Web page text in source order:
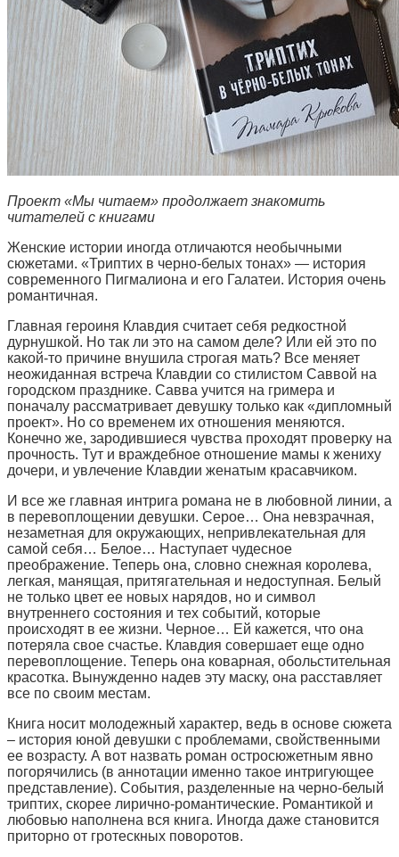
Проект «Мы читаем» продолжает знакомить
читателей с книгами
Женские истории иногда отличаются необычными
сюжетами. «Триптих в черно-белых тонах» — история
современного Пигмалиона и его Галатеи. История очень
романтичная.
Главная героиня Клавдия считает себя редкостной
дурнушкой. Но так ли это на самом деле? Или ей это по
какой-то причине внушила строгая мать? Все меняет
неожиданная встреча Клавдии со стилистом Саввой на
городском празднике. Савва учится на гримера и
поначалу рассматривает девушку только как «дипломный
проект». Но со временем их отношения меняются.
Конечно же, зародившиеся чувства проходят проверку на
прочность. Тут и враждебное отношение мамы к жениху
дочери, и увлечение Клавдии женатым красавчиком.
И все же главная интрига романа не в любовной линии, а
в перевоплощении девушки. Серое… Она невзрачная,
незаметная для окружающих, непривлекательная для
самой себя… Белое… Наступает чудесное
преображение. Теперь она, словно снежная королева,
легкая, манящая, притягательная и недоступная. Белый
не только цвет ее новых нарядов, но и символ
внутреннего состояния и тех событий, которые
происходят в ее жизни. Черное… Ей кажется, что она
потеряла свое счастье. Клавдия совершает еще одно
перевоплощение. Теперь она коварная, обольстительная
красотка. Вынужденно надев эту маску, она расставляет
все по своим местам.
Книга носит молодежный характер, ведь в основе сюжета
– история юной девушки с проблемами, свойственными
ее возрасту. А вот назвать роман остросюжетным явно
погорячились (в аннотации именно такое интригующее
представление). События, разделенные на черно-белый
триптих, скорее лирично-романтические. Романтикой и
любовью наполнена вся книга. Иногда даже становится
приторно от гротескных поворотов.